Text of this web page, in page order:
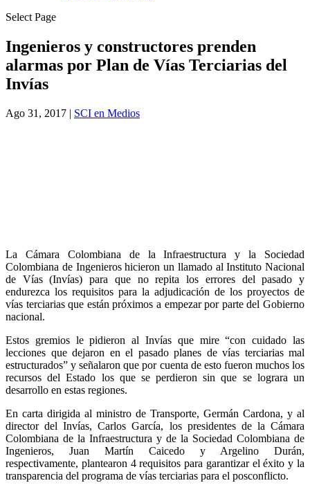
Select Page
Ingenieros y constructores prenden
alarmas por Plan de Vías Terciarias del
Invías
Ago 31, 2017 | SCI en Medios
La Cámara Colombiana de la Infraestructura y la Sociedad
Colombiana de Ingenieros hicieron un llamado al Instituto Nacional
de Vías (Invías) para que no repita los errores del pasado y
endurezca los requisitos para la adjudicación de los proyectos de
vías terciarias que están próximos a empezar por parte del Gobierno
nacional.
Estos gremios le pidieron al Invías que mire “con cuidado las
lecciones que dejaron en el pasado planes de vías terciarias mal
estructurados” y señalaron que por cuenta de esto fueron muchos los
recursos del Estado los que se perdieron sin que se lograra un
desarrollo en estas regiones.
En carta dirigida al ministro de Transporte, Germán Cardona, y al
director del Invías, Carlos García, los presidentes de la Cámara
Colombiana de la Infraestructura y de la Sociedad Colombiana de
Ingenieros, Juan Martín Caicedo y Argelino Durán,
respectivamente, plantearon 4 requisitos para garantizar el éxito y la
transparencia del programa de vías terciarias para el posconflicto.